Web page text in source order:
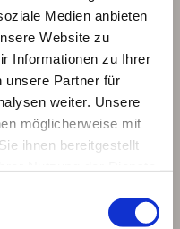
Medien anbieten
Website zu
Informationen zu Ihrer
unsere Partner für
weiter. Unsere
möglicherweise mit
ihnen bereitgestellt